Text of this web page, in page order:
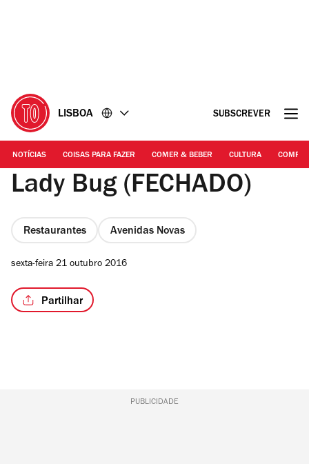
LISBOA SUBSCREVER
NOTÍCIAS COISAS PARA FAZER COMER & BEBER CULTURA
Lady Bug (FECHADO)
Restaurantes Avenidas Novas
sexta-feira 21 outubro 2016
Partilhar
PUBLICIDADE